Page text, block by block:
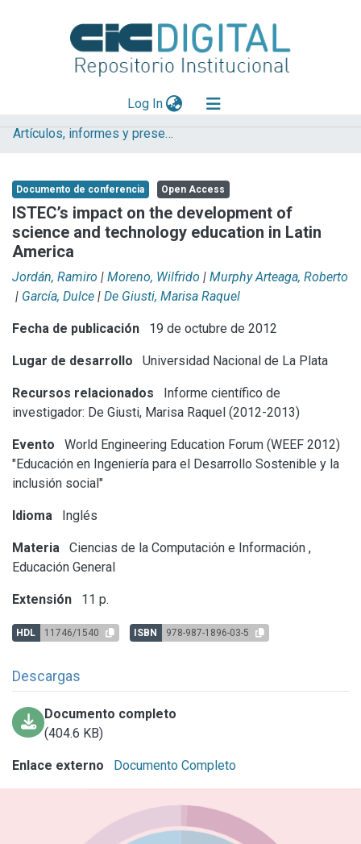
Log In(current)
Explorar
Aportar material
Statistics
Artículos, informes y presentaciones en Congresos CESGI
Documento de conferencia Open Access
ISTEC’s impact on the development of
science and technology education in Latin
America
Jordán, Ramiro | Moreno, Wilfrido | Murphy Arteaga, Roberto
| García, Dulce | De Giusti, Marisa Raquel
Fecha de publicación 19 de octubre de 2012
Lugar de desarrollo Universidad Nacional de La Plata
Recursos relacionados
Informe científico de
investigador: De Giusti, Marisa Raquel (2012-2013)
Evento
World Engineering Education Forum (WEEF 2012)
"Educación en Ingeniería para el Desarrollo Sostenible y la
inclusión social"
Idioma Inglés
Materia Ciencias de la Computación e Información ,
Educación General
Extensión 11 p.
HDL 11746/1540 ISBN 978-987-1896-03-5
Descargas
Documento completo
(404.6 KB)
Enlace externo Documento Completo